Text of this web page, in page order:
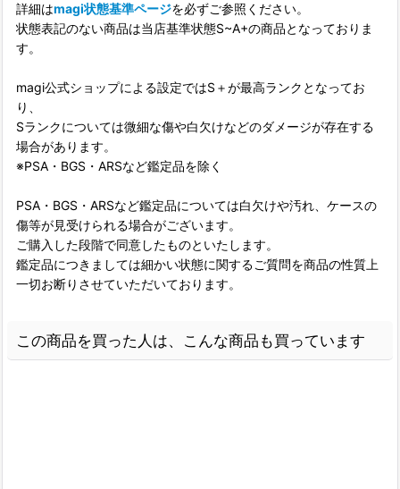
詳細はmagi状態基準ページを必ずご参照ください。
状態表記のない商品は当店基準状態S~A+の商品となっておりま
す。
magi公式ショップによる設定ではS＋が最高ランクとなってお
り、
Sランクについては微細な傷や白欠けなどのダメージが存在する
場合があります。
※PSA・BGS・ARSなど鑑定品を除く
PSA・BGS・ARSなど鑑定品については白欠けや汚れ、ケースの
傷等が見受けられる場合がございます。
ご購入した段階で同意したものといたします。
鑑定品につきましては細かい状態に関するご質問を商品の性質上
一切お断りさせていただいております。
この商品を買った人は、こんな商品も買っています